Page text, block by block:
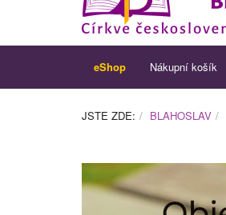
eShop Nákupní košík
JSTE ZDE: BLAHOSLAV